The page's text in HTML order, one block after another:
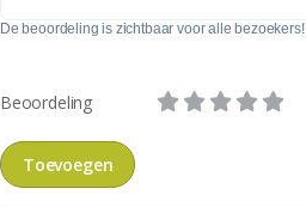
De beoordeling is zichtbaar voor alle bezoekers!
Beoordeling